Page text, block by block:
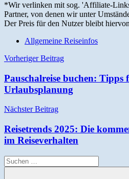
*Wir verlinken mit sog. 'Affiliate-
Partner, von denen wir unter
Der Preis für den Nutzer bleibt
Allgemeine Reiseinfos
Beitragsnavigation
Vorheriger Beitrag
Pauschalreise buchen: Tipps
Urlaubsplanung
Nächster Beitrag
Reisetrends 2025: Die
im Reiseverhalten
Suchen
nach: